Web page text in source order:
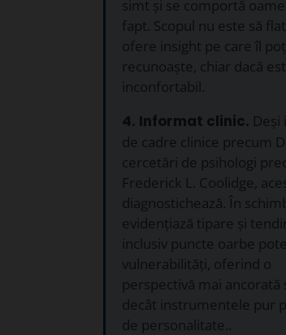
simt și se comportă
fapt. Scopul nu este să
ofere insight pe care îl poți
recunoaște, chiar dacă
inconfortabil.
4. Informat clinic. Deși
de cadre clinice precum
cercetări de psihologi
Frederick L. Coolidge,
diagnostichează. În
evidențiază tipare și
inclusiv puncte oarbe
vulnerabilități, oferind o
perspectivă mai ancorată
decât instrumentele pur
de personalitate..